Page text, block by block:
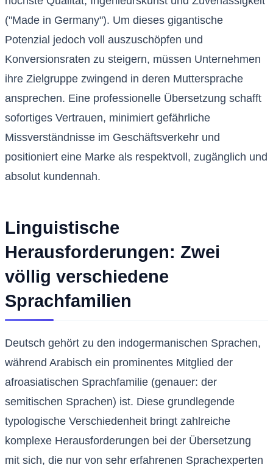
("Made in Germany"). Um dieses gigantische
Potenzial jedoch voll auszuschöpfen und
Konversionsraten zu steigern, müssen Unternehmen
ihre Zielgruppe zwingend in deren Muttersprache
ansprechen. Eine professionelle Übersetzung schafft
sofortiges Vertrauen, minimiert gefährliche
Missverständnisse im Geschäftsverkehr und
positioniert eine Marke als respektvoll, zugänglich und
absolut kundennah.
Linguistische
Herausforderungen: Zwei
völlig verschiedene
Sprachfamilien
Deutsch gehört zu den indogermanischen Sprachen,
während Arabisch ein prominentes Mitglied der
afroasiatischen Sprachfamilie (genauer: der
semitischen Sprachen) ist. Diese grundlegende
typologische Verschiedenheit bringt zahlreiche
komplexe Herausforderungen bei der Übersetzung
mit sich, die nur von sehr erfahrenen Sprachexperten